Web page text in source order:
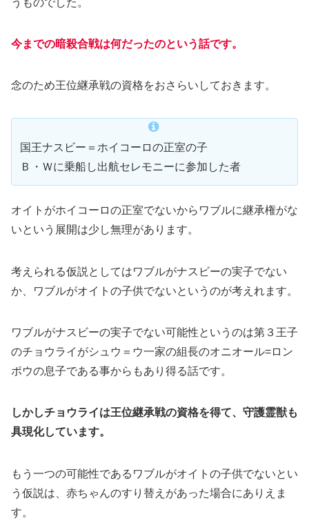
今までの暗殺合戦は何だったのという話です。
念のため王位継承戦の資格をおさらいしておきます。
国王ナスビー＝ホイコーロの正室の子
Ｂ・Ｗに乗船し出航セレモニーに参加した者
オイトがホイコーロの正室でないからワブルに継承権がな
いという展開は少し無理があります。
考えられる仮説としてはワブルがナスビーの実子でない
か、ワブルがオイトの子供でないというのが考えれます。
ワブルがナスビーの実子でない可能性というのは第３王子
のチョウライがシュウ＝ウ一家の組長のオニオール=ロン
ポウの息子である事からもあり得る話です。
しかしチョウライは王位継承戦の資格を得て、守護霊獣も
具現化しています。
もう一つの可能性であるワブルがオイトの子供でないとい
う仮説は、赤ちゃんのすり替えがあった場合にありえま
す。